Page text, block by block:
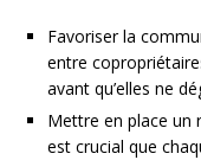
Favoriser la
entre
avant qu’elles ne
Mettre en place un
est crucial que